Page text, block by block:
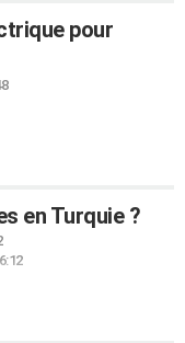
pour
en Turquie ?